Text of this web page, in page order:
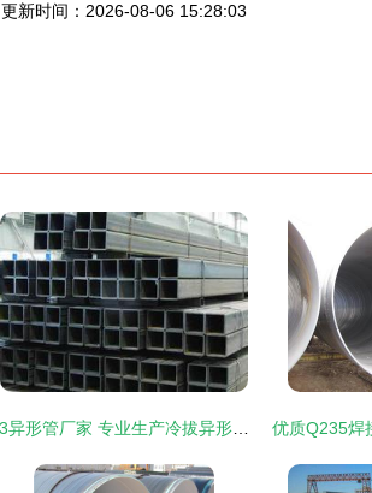
更新时间：2026-08-06 15:28:03